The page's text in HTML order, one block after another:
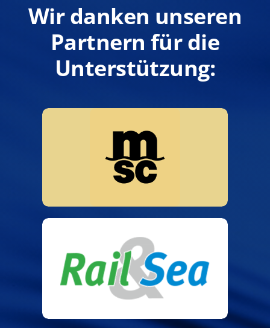
Wir danken unseren
Partnern für die
Unterstützung: